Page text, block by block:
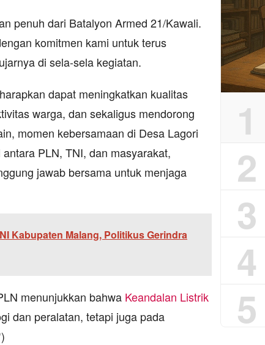
penuh dari Batalyon Armed 21/Kawali.
komitmen kami untuk terus
di sela-sela kegiatan.
dapat meningkatkan kualitas
warga, dan sekaligus mendorong
momen kebersamaan di Desa Lagori
PLN, TNI, dan masyarakat,
jawab bersama untuk menjaga
Kabupaten Malang, Politikus Gerindra
menunjukkan bahwa Keandalan Listrik
dan peralatan, tetapi juga pada
1
2
3
4
5